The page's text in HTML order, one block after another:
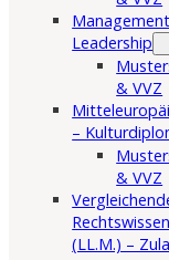
Leadership
& VVZ
–
& VVZ
(LL.M.) –